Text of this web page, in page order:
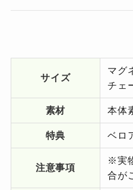
サイズ
マグ
チェ
素材 本体
特典 ベロ
注意事項
※実
合が